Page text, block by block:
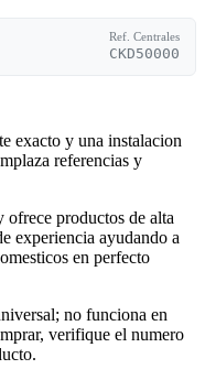
Ref. Centrales
CKD50000
exacto y una instalacion
referencias y
ofrece productos de alta
experiencia ayudando a
en perfecto
no funciona en
verifique el numero